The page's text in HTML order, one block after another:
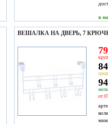
в
ВЕШАЛКА НА ДВЕРЬ, 7
от